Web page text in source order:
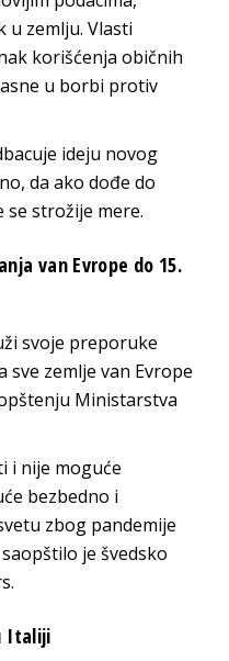
u zemlju. Vlasti
korišćenja običnih
u borbi protiv
ideju novog
da ako dođe do
se strožije mere.
van Evrope do 15.
svoje preporuke
zemlje van Evrope
Ministarstva
i nije moguće
bezbedno i
zbog pandemije
je švedsko
Italiji